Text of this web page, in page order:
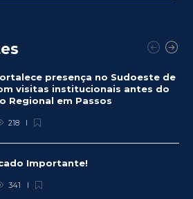
presença no Sudoeste de
visitas institucionais antes do
Regional em Passos
218
Importante!
341